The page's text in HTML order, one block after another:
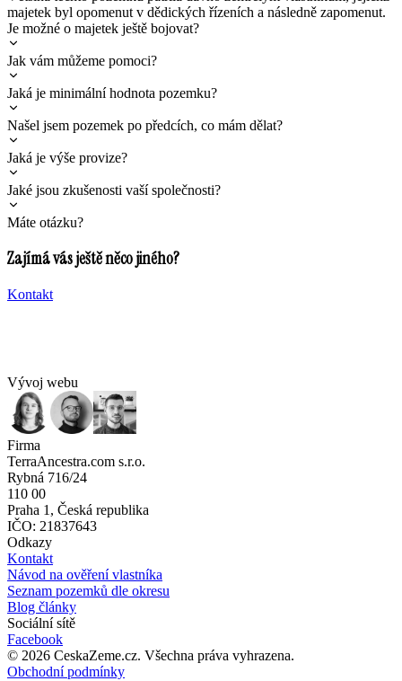
majetek byl opomenut v dědických řízeních a následně zapomenut.
Je možné o majetek ještě bojovat?
Jak vám můžeme pomoci?
Jaká je minimální hodnota pozemku?
Našel jsem pozemek po předcích, co mám dělat?
Jaká je výše provize?
Jaké jsou zkušenosti vaší společnosti?
Máte otázku?
Zajímá vás ještě něco jiného?
Kontakt
Vývoj webu
Firma
TerraAncestra.com s.r.o.
Rybná 716/24
110 00
Praha 1, Česká republika
IČO: 21837643
Odkazy
Kontakt
Návod na ověření vlastníka
Seznam pozemků dle okresu
Blog články
Sociální sítě
Facebook
© 2026 CeskaZeme.cz. Všechna práva vyhrazena.
Obchodní podmínky